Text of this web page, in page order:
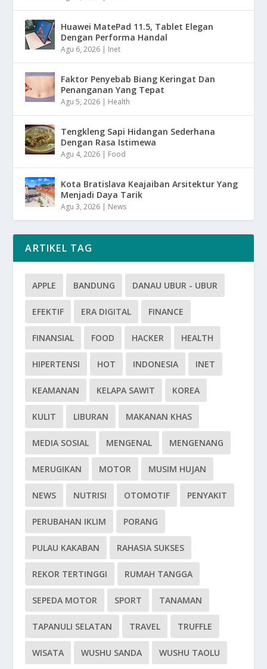
Huawei MatePad 11.5, Tablet Elegan
Dengan Performa Handal
Agu 6, 2026 | Inet
Faktor Penyebab Biang Keringat Dan
Penanganan Yang Tepat
Agu 5, 2026 | Health
Tengkleng Sapi Hidangan Sederhana
Dengan Rasa Istimewa
Agu 4, 2026 | Food
Kota Bratislava Keajaiban Arsitektur Yang
Menjadi Daya Tarik
Agu 3, 2026 | News
ARTIKEL TAG
APPLE BANDUNG DANAU UBUR - UBUR
EFEKTIF ERA DIGITAL FINANCE
FINANSIAL FOOD HACKER HEALTH
HIPERTENSI HOT INDONESIA INET
KEAMANAN KELAPA SAWIT KOREA
KULIT LIBURAN MAKANAN KHAS
MEDIA SOSIAL MENGENAL MENGENANG
MERUGIKAN MOTOR MUSIM HUJAN
NEWS NUTRISI OTOMOTIF PENYAKIT
PERUBAHAN IKLIM PORANG
PULAU KAKABAN RAHASIA SUKSES
REKOR TERTINGGI RUMAH TANGGA
SEPEDA MOTOR SPORT TANAMAN
TAPANULI SELATAN TRAVEL TRUFFLE
WISATA WUSHU SANDA WUSHU TAOLU